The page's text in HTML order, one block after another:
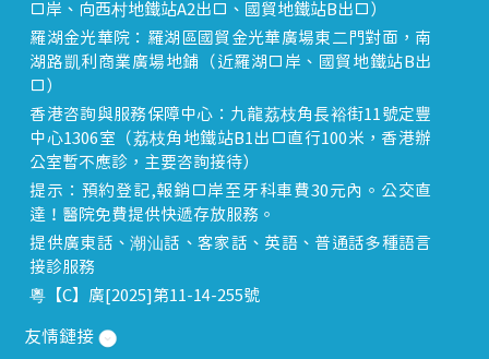
口岸、向西村地鐵站A2出口、國貿地鐵站B出口）
羅湖金光華院：羅湖區國貿金光華廣場東二門對面，南
湖路凱利商業廣場地鋪（近羅湖口岸、國貿地鐵站B出
口）
香港咨詢與服務保障中心：九龍荔枝角長裕街11號定豐
中心1306室（荔枝角地鐵站B1出口直行100米，香港辦
公室暫不應診，主要咨詢接待）
提示：預約登記,報銷口岸至牙科車費30元內。公交直
達！醫院免費提供快遞存放服務。
提供廣東話、潮汕話、客家話、英語、普通話多種語言
接診服務
粵【C】廣[2025]第11-14-255號
友情鏈接